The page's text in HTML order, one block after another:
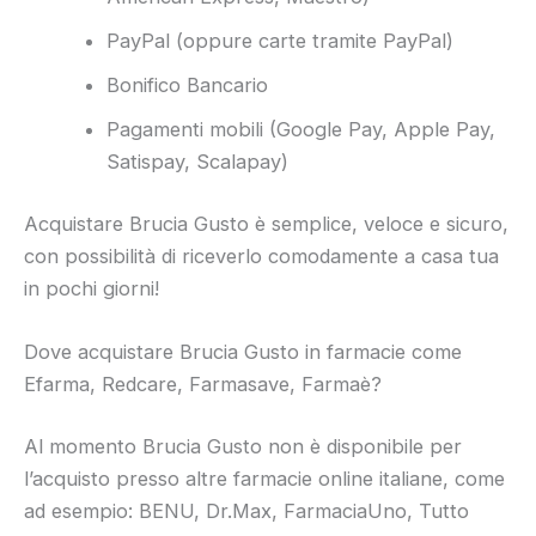
PayPal (oppure carte tramite PayPal)
Bonifico Bancario
Pagamenti mobili (Google Pay, Apple Pay,
Satispay, Scalapay)
Acquistare Brucia Gusto è semplice, veloce e sicuro,
con possibilità di riceverlo comodamente a casa tua
in pochi giorni!
Dove acquistare Brucia Gusto in farmacie come
Efarma, Redcare, Farmasave, Farmaè?
Al momento Brucia Gusto non è disponibile per
l’acquisto presso altre farmacie online italiane, come
ad esempio: BENU, Dr.Max, FarmaciaUno, Tutto